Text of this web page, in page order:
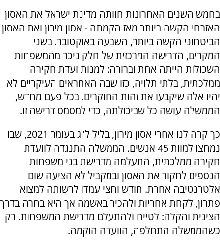
בחמש השנים האחרונות חוותה מדינת ישראל את האסון
האזרחי הקשה ביותר מאז הקמתה - אסון מירון ואת האסון
הביטחוני הקשה ביותר, השבעה באוקטובר. בשני
המקרים, הדרישה המרכזית של חלק ניכר מהמשפחות
השכולות הייתה אחת וברורה: למנות ועדת חקירה
ממלכתית, בלתי תלויה, כזו שבה האחראים העיקריים לא
יהיו אלה שיקבעו את זהות החוקרים. בכל פעם מחדש,
הממשלה עושה כל שביכולתה, כדי למסמס דרישה זו.
כך קרה לנו אחרי אסון מירון, בליל ל"ג בעומר 2021, שבו
נמחצו למוות 45 אנשים. הממשלה התנגדה לוועדת
חקירה ממלכתית, התעלמה מדרישת בני משפחות
הנספים לחקור את האסון ובמקביל לא הציעה שום
אלטרנטיבה אחרת. חודש וחצי עמדו לרשותה למצוא
פתרון, לקחת אחריות ולהכיר באשמה אך היא בחרה בדרך
הצינית והקלה: לטייח ולהתעלם מדרישת המשפחות. רק
כשהממשלה התחלפה, הוועדה הוקמה.